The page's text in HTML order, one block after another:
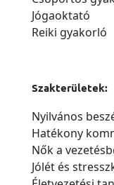
Jógaoktató
Reiki gyakorló
Szakterületek:
Nyilvános
Hatékony
Nők a
Jólét és